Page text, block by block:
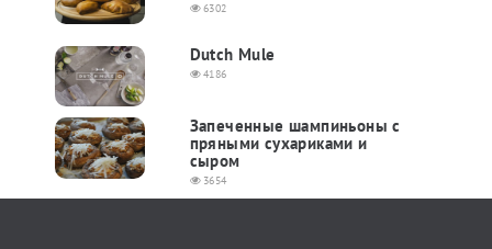
6302
Dutch Mule
4186
Запеченные шампиньоны с
пряными сухариками и
сыром
3654